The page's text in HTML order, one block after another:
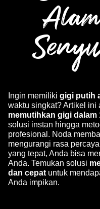
Ingin memiliki gigi putih
waktu singkat? Artikel ini
memutihkan gigi dalam
solusi instan hingga
profesional. Noda
mengurangi rasa
yang tepat, Anda bisa
Anda. Temukan solusi
dan cepat untuk
Anda impikan.